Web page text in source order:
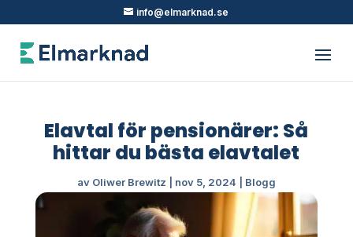
info@elmarknad.se
Elavtal för pensionärer: Så
hittar du bästa elavtalet
av Oliwer Brewitz nov 5, 2024 Blogg